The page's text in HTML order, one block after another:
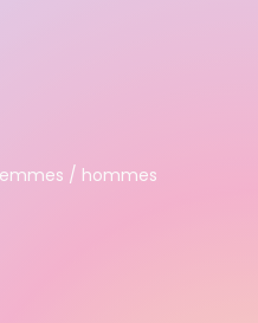
/ hommes